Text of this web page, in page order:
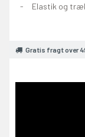
Elastik og
Gratis fragt over